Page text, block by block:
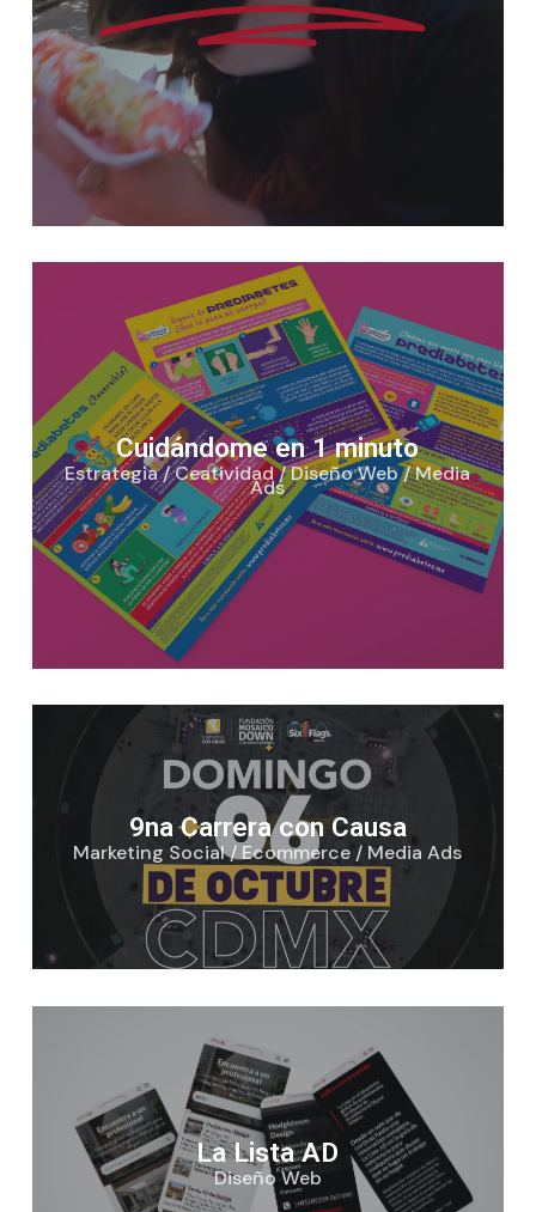
Cuidándome en 1 minuto
Estrategia / Ceatividad / Diseño Web / Media
Ads
9na Carrera con Causa
Marketing Social / Ecommerce / Media Ads
La Lista AD
Diseño Web